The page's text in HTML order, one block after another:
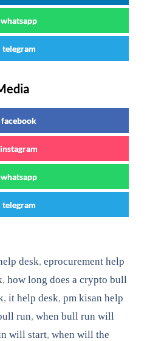
whatsapp
telegram
facebook
instagram
whatsapp
telegram
desk,eprocurement help
, how long does a crypto bull
, it help desk, pm kisan help
run, when bull run will
will start, when will the